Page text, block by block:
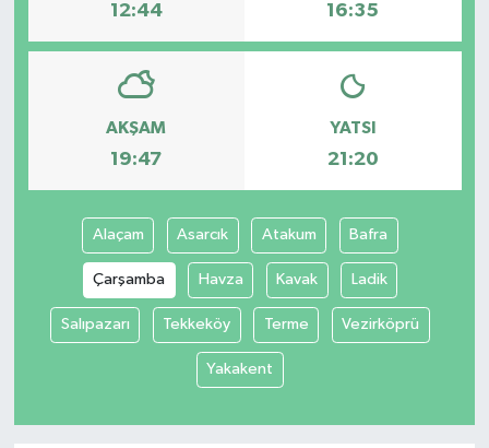
12:44 16:35
AKŞAM
19:47
YATSI
21:20
Alaçam Asarcık Atakum Bafra
Çarşamba Havza Kavak Ladik
Salıpazarı Tekkeköy Terme Vezirköprü
Yakakent